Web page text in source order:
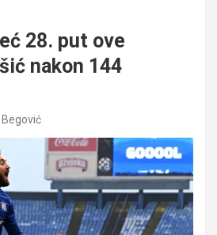
28. put ove
nakon 144